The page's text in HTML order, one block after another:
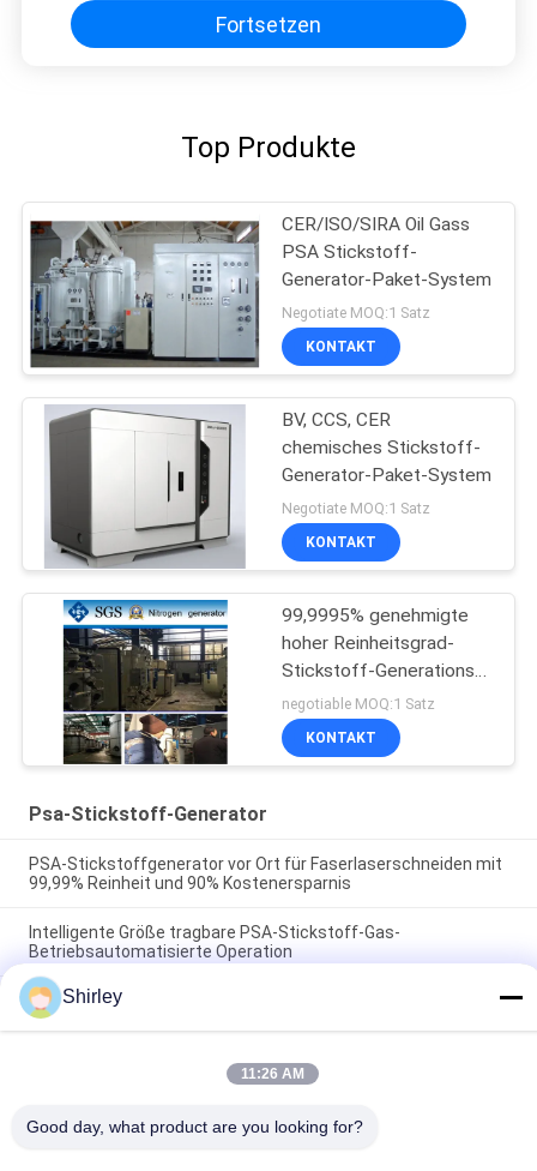
Fortsetzen
Top Produkte
CER/ISO/SIRA Oil Gass
PSA Stickstoff-
Generator-Paket-System
Negotiate MOQ:1 Satz
KONTAKT
BV, CCS, CER
chemisches Stickstoff-
Generator-Paket-System
Negotiate MOQ:1 Satz
KONTAKT
99,9995% genehmigte
hoher Reinheitsgrad-
Stickstoff-Generations-
Einheit mit SGS/CCS
negotiable MOQ:1 Satz
KONTAKT
Psa-Stickstoff-Generator
PSA-Stickstoffgenerator vor Ort für Faserlaserschneiden mit
99,99% Reinheit und 90% Kostenersparnis
Intelligente Größe tragbare PSA-Stickstoff-Gas-
Betriebsautomatisierte Operation
Lithium-Strom-Industrie der Stickstoff-Generator-Reinheits-
99,9995
Beliebte Kategorien
Shirley
11:26 AM
Good day, what product are you looking for?